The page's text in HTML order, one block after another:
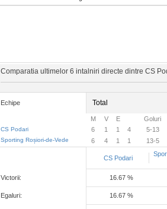
Comparatia ultimelor 6 intalniri directe dintre CS
Echipe Total
M V E Goluri
CS Podari 6 1 1 4 5-13
Sporting Roșiori-de-Vede 6 4 1 1 13-5
CS Podari
Victorii: 16.67 %
Egaluri: 16.67 %